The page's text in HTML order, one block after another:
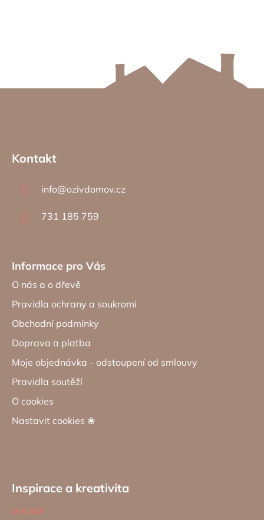
Kontakt
info@ozivdomov.cz
731 185 759
Informace pro Vás
O nás a o dřevě
Pravidla ochrany a soukromi
Obchodní podmínky
Doprava a platba
Moje objednávka - odstoupení od smlouvy
Pravidla soutěží
O cookies
Nastavit cookies ❀
Inspirace a kreativita
19.6.2026